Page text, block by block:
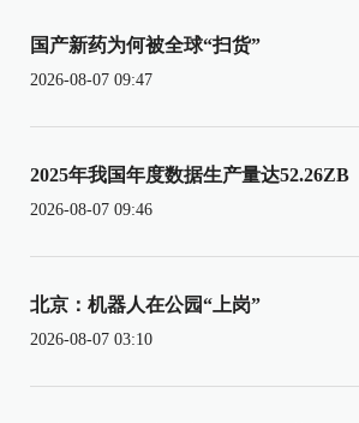
国产新药为何被全球“扫货”
2026-08-07 09:47
2025年我国年度数据生产量达52.26ZB
2026-08-07 09:46
北京：机器人在公园“上岗”
2026-08-07 03:10